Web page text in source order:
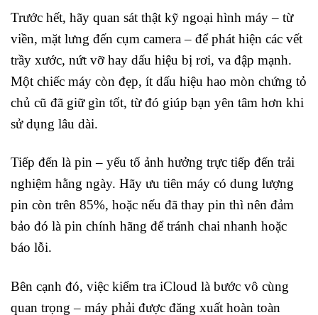
Trước hết, hãy quan sát thật kỹ ngoại hình máy – từ
viền, mặt lưng đến cụm camera – để phát hiện các vết
trầy xước, nứt vỡ hay dấu hiệu bị rơi, va đập mạnh.
Một chiếc máy còn đẹp, ít dấu hiệu hao mòn chứng tỏ
chủ cũ đã giữ gìn tốt, từ đó giúp bạn yên tâm hơn khi
sử dụng lâu dài.
Tiếp đến là pin – yếu tố ảnh hưởng trực tiếp đến trải
nghiệm hằng ngày. Hãy ưu tiên máy có dung lượng
pin còn trên 85%, hoặc nếu đã thay pin thì nên đảm
bảo đó là pin chính hãng để tránh chai nhanh hoặc
báo lỗi.
Bên cạnh đó, việc kiểm tra iCloud là bước vô cùng
quan trọng – máy phải được đăng xuất hoàn toàn